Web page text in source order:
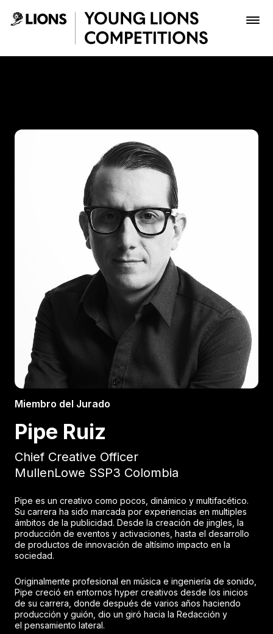
Saltar al contenido principal
Inscribir
Boletería
Miembro del Jurado
Pipe Ruiz
Chief Creative Officer
MullenLowe SSP3 Colombia
Pipe es un creativo como pocos, dinámico y multifacético.
Su carrera ha sido marcada por experiencias en multiples
ámbitos de la publicidad. Desde la creación de jingles, la
producción de eventos y activaciones, hasta el desarrollo
de productos de innovación de altísimo impacto en la
sociedad.
Originalmente profesional en música e ingeniería de sonido,
Pipe creció en entornos hyper creativos desde los inicios
de su carrera, donde después de varios años haciendo
producción y guión, dio un giró hacia la Redacción y
el pensamiento lateral.